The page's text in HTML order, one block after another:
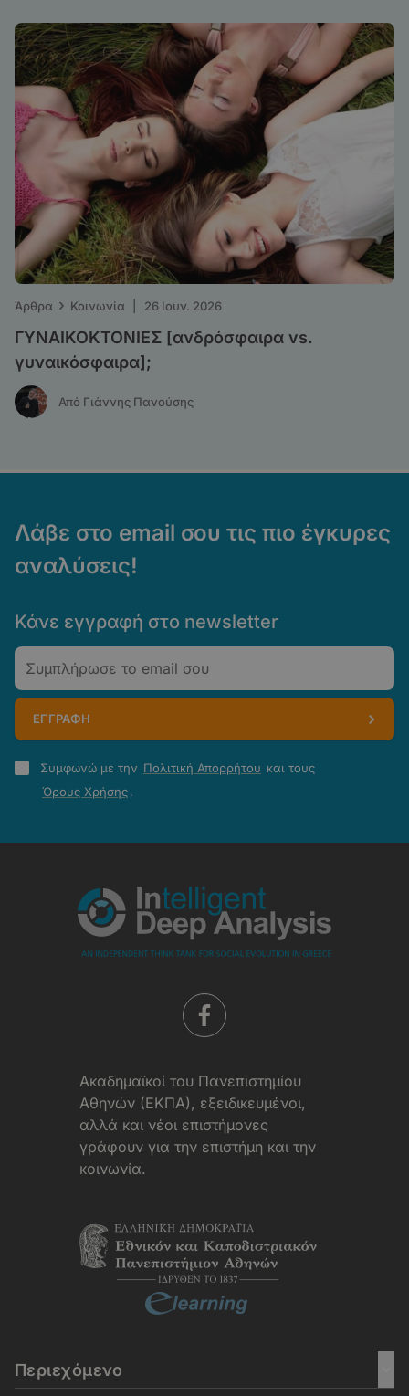
Άρθρα › Κοινωνία 26 Ιουν. 2026
ΓΥΝΑΙΚΟΚΤΟΝΙΕΣ [ανδρόσφαιρα vs.
γυναικόσφαιρα];
Από Γιάννης Πανούσης
Λάβε στο email σου τις πιο έγκυρες
αναλύσεις!
Κάνε εγγραφή στο newsletter
Email
ΕΓΓΡΑΦΗ
Πολιτική
Απορρήτου
Συμφωνώ με την Πολιτική Απορρήτου και τους
Όρους Χρήσης.
Aκαδημαϊκοί του Πανεπιστημίου
Αθηνών (ΕΚΠΑ), εξειδικευμένοι,
αλλά και νέοι επιστήμονες
γράφουν για την επιστήμη και την
κοινωνία.
Περιεχόμενο